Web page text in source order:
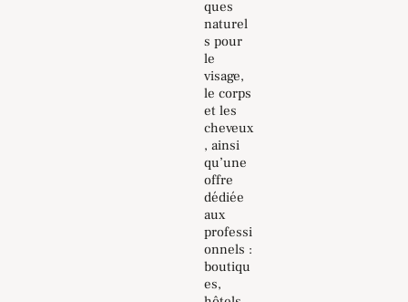
ques
naturel
s pour
le
visage,
le corps
et les
cheveux
, ainsi
qu’une
offre
dédiée
aux
professi
onnels :
boutiqu
es,